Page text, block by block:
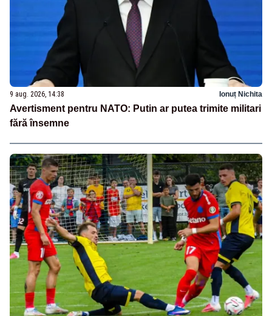
9 aug. 2026, 14:38 Ionuț Nichita
Avertisment pentru NATO: Putin ar putea trimite militari
fără însemne